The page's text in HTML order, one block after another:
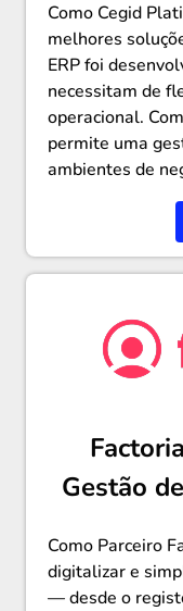
Como Cegid
melhores
ERP foi
necessitam de
operacional.
permite uma
ambientes de
Gestão
Como Parceiro
digitalizar e
— desde o